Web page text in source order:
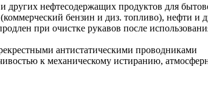
нефтесодержащих продуктов для
бензин и диз. топливо), нефти и
при очистке рукавов после
антистатическими проводниками
к механическому истиранию,